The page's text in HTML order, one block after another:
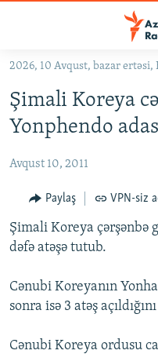
Əsas
qayıt
Əsas
naviqasiyaya
qayıt
#İZAHLA
KORRUPSIOMETR
#ƏSLINDƏ
FƏRQƏ BAX
QANUNI DOĞRU
ARAŞDIRMA
MULTIMEDIA
VIDEO
FOTOQALEREYA
RADIO ARXIV
OXU ZALI
HAQQIMIZDA
2026, 10 Avqust, bazar ertəsi,
Şimali Koreya
Yonphendo
Avqust 10, 2011
Paylaş VPN-siz
Şimali Koreya çərşənbə
dəfə atəşə tutub.
Cənubi Koreyanın
sonra isə 3 atəş
Cənubi Koreya ordusu